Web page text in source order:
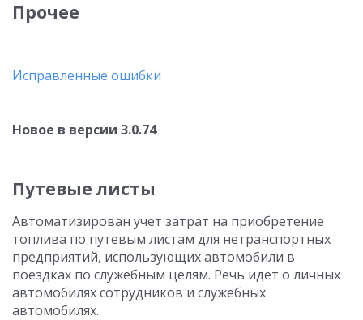
Прочее
Исправленные ошибки
Новое в версии 3.0.74
Путевые листы
Автоматизирован учет затрат на приобретение
топлива по путевым листам для нетранспортных
предприятий, использующих автомобили в
поездках по служебным целям. Речь идет о личных
автомобилях сотрудников и служебных
автомобилях.